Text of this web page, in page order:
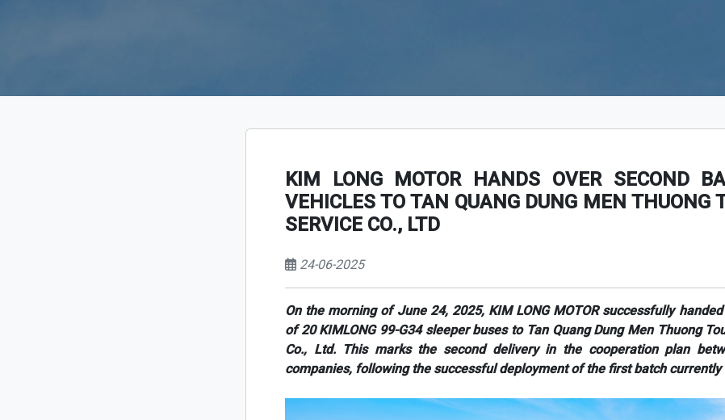
KIM LONG MOTOR HANDS OVER SECOND
VEHICLES TO TAN QUANG DUNG MEN THUONG
SERVICE CO., LTD
24-06-2025
On the morning of June 24, 2025, KIM LONG MOTOR successfully
of 20 KIMLONG 99-G34 sleeper buses to Tan Quang Dung Men Thuong
Co., Ltd. This marks the second delivery in the cooperation plan
companies, following the successful deployment of the first batch currently